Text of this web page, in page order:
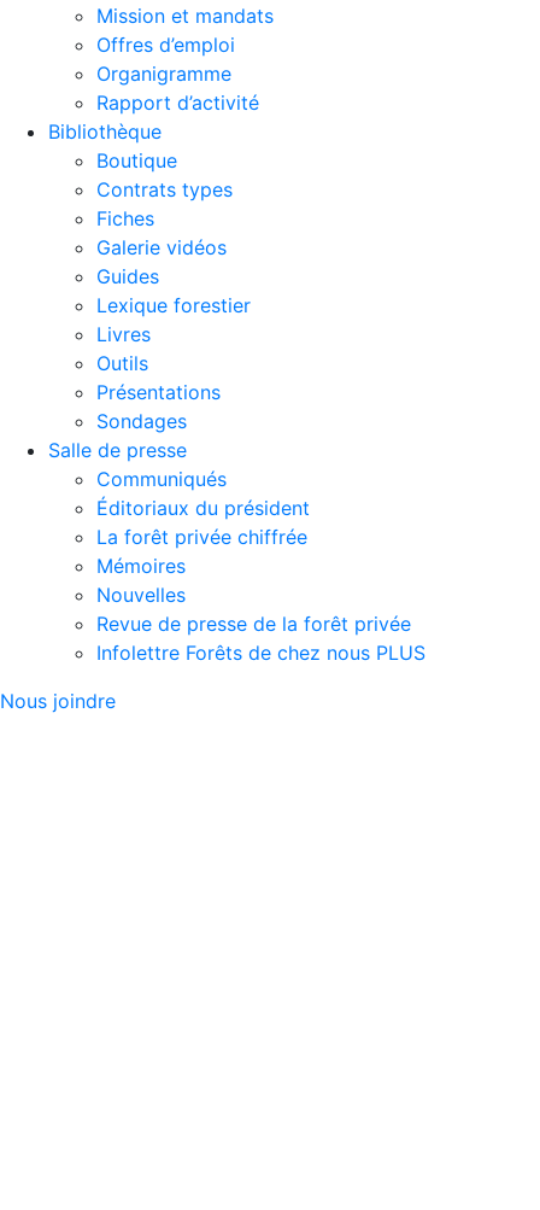
Mission et mandats
Offres d’emploi
Organigramme
Rapport d’activité
Bibliothèque
Boutique
Contrats types
Fiches
Galerie vidéos
Guides
Lexique forestier
Livres
Outils
Présentations
Sondages
Salle de presse
Communiqués
Éditoriaux du président
La forêt privée chiffrée
Mémoires
Nouvelles
Revue de presse de la forêt privée
Infolettre Forêts de chez nous PLUS
Nous joindre